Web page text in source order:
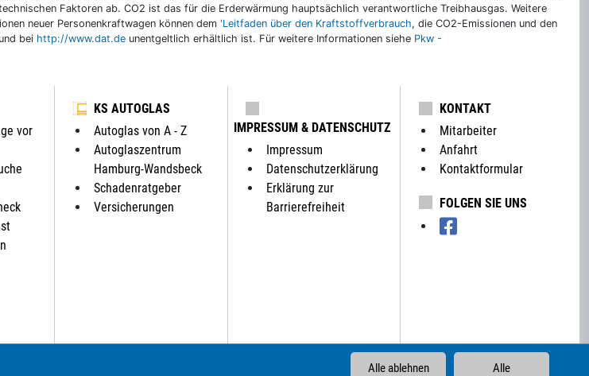
Alle
Alle ablehnen
Faktoren ab. CO2 ist das für die Erderwärmung hauptsächlich verantwortliche Treibhausgas. Weitere
neuer Personenkraftwagen können dem 'Leitfaden über den Kraftstoffverbrauch, die CO2-Emissionen und den
bei http://www.dat.deunentgeltlich erhältlich ist. Für weitere Informationen siehe Pkw -
vor
KS AUTOGLAS
Autoglas von A - Z
Autoglaszentrum
Hamburg-Wandsbeck
Schadenratgeber
Versicherungen
IMPRESSUM & DATENSCHUTZ
Impressum
Datenschutzerklärung
Erklärung zur
Barrierefreiheit
KONTAKT
Mitarbeiter
Anfahrt
Kontaktformular
FOLGEN SIE UNS